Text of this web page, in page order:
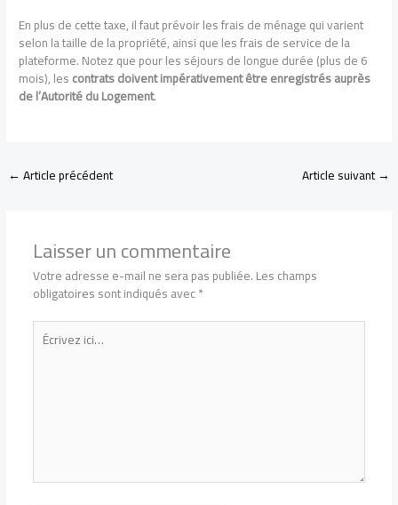
En plus de cette taxe, il faut prévoir les frais de ménage qui varient
selon la taille de la propriété, ainsi que les frais de service de la
plateforme. Notez que pour les séjours de longue durée (plus de 6
mois), lescontrats doivent impérativement être enregistrés auprès
de l’Autorité du Logement.
←Article précédent Article suivant→
Laisser un commentaire
Votre adresse e-mail ne sera pas publiée.Les champs
obligatoires sont indiqués avec*
Écrivez
ici…